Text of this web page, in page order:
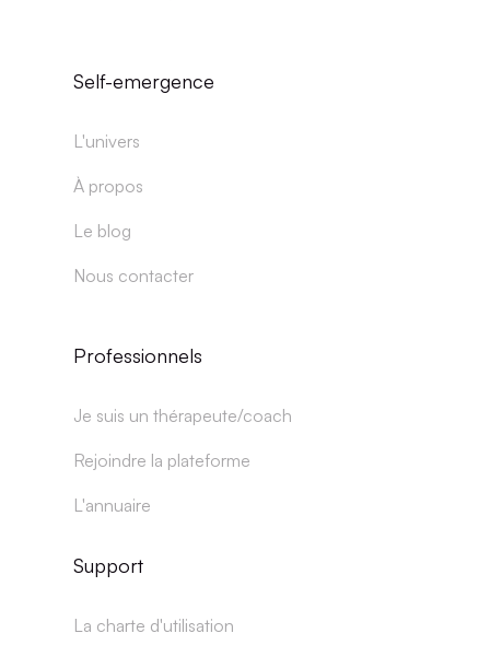
Self-emergence
L'univers
À propos
Le blog
Nous contacter
Professionnels
Je suis un thérapeute/coach
Rejoindre la plateforme
L'annuaire
Support
La charte d'utilisation